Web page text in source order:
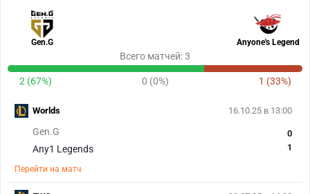
Gen.G Anyone's Legend
Всего матчей: 3
2 (67%) 0 (0%) 1 (33%)
16.10.25 в 13:00
Gen.G
Any1 Legends
0
1
Перейти на матч
Worlds